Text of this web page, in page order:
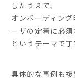
したうえで、
オンボーディン
ーザの定着に必須
というテーマで
具体的な事例も